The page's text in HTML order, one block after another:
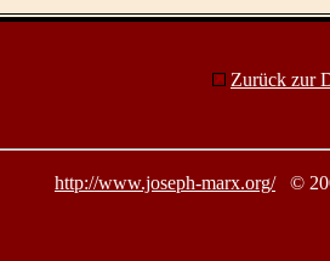
Zurück zur
http://www.joseph-marx.org/ ©